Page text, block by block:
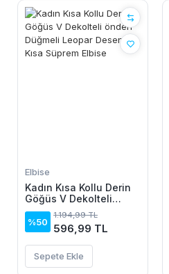
Elbise
Kadın Kısa Kollu Derin
Göğüs V Dekolteli
önden Düğmeli Leopar
Desenli Kısa Süprem
Elbise
%50
1.194,99 TL
596,99 TL
Sepete Ekle